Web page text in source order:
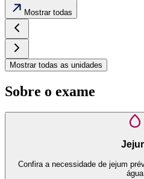
Mostrar todas
Mostrar todas as unidades
Sobre o exame
Confira a necessidade de jejum
água